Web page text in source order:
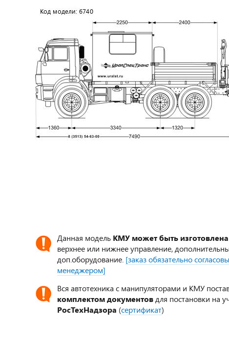
Данная модель КМУ может быть изготовлена
верхнее или нижнее управление,
доп.оборудование. [заказ обязательно
менеджером]
Вся автотехника с манипуляторами и КМУ
комплектом документов для постановки на
РосТехНадзора (сертификат)